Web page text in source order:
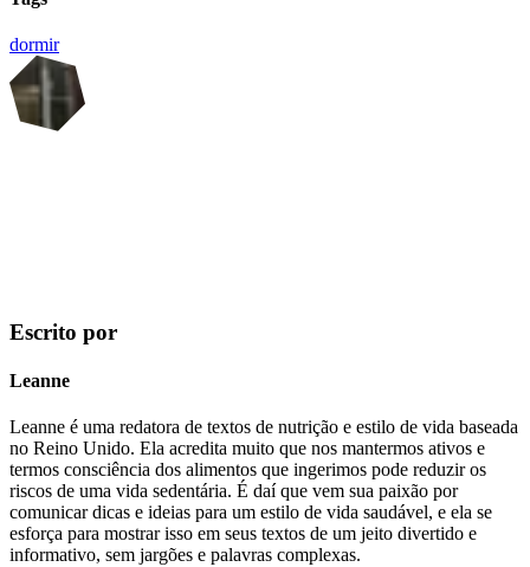
dormir
Escrito por
Leanne
Leanne é uma redatora de textos de nutrição e estilo de vida baseada
no Reino Unido. Ela acredita muito que nos mantermos ativos e
termos consciência dos alimentos que ingerimos pode reduzir os
riscos de uma vida sedentária. É daí que vem sua paixão por
comunicar dicas e ideias para um estilo de vida saudável, e ela se
esforça para mostrar isso em seus textos de um jeito divertido e
informativo, sem jargões e palavras complexas.